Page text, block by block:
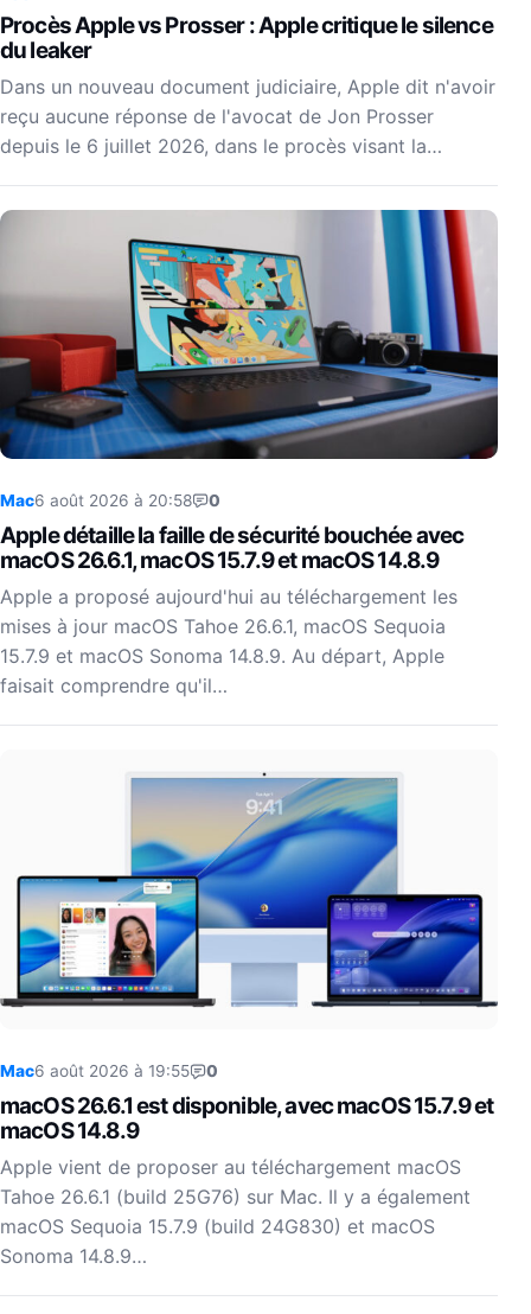
Procès Apple vs Prosser : Apple critique le silence
du leaker
Dans un nouveau document judiciaire, Apple dit n'avoir
reçu aucune réponse de l'avocat de Jon Prosser
depuis le 6 juillet 2026, dans le procès visant la…
Mac6 août 2026 à 20:58 0
Apple détaille la faille de sécurité bouchée avec
macOS 26.6.1, macOS 15.7.9 et macOS 14.8.9
Apple a proposé aujourd'hui au téléchargement les
mises à jour macOS Tahoe 26.6.1, macOS Sequoia
15.7.9 et macOS Sonoma 14.8.9. Au départ, Apple
faisait comprendre qu'il…
Mac6 août 2026 à 19:55 0
macOS 26.6.1 est disponible, avec macOS 15.7.9 et
macOS 14.8.9
Apple vient de proposer au téléchargement macOS
Tahoe 26.6.1 (build 25G76) sur Mac. Il y a également
macOS Sequoia 15.7.9 (build 24G830) et macOS
Sonoma 14.8.9…